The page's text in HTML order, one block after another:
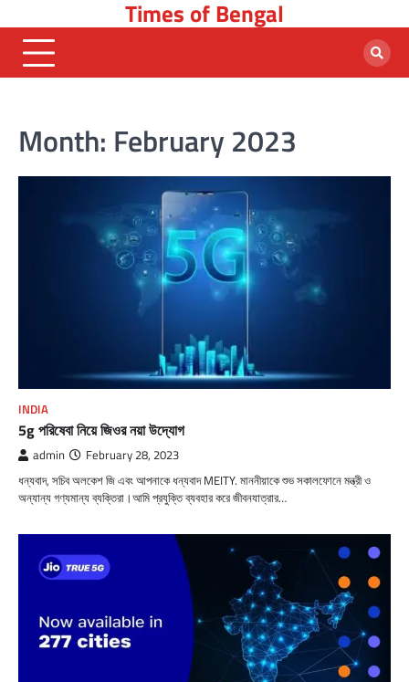
to
content
Times of Bengal
Month: February 2023
INDIA
5g পরিষেবা নিয়ে জিওর নয়া উদ্যোগ
admin February 28, 2023
ধন্যবাদ, সচিব অলকেশ জি এবং আপনাকে ধন্যবাদ MEITY. মাননীয়াকে শুভ সকালফোনে মন্ত্রী ও
অন্যান্য গণ্যমান্য ব্যক্তিরা।আমি প্রযুক্তি ব্যবহার করে জীবনযাত্রার…